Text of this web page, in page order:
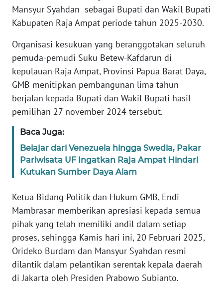
Mansyur Syahdan sebagai Bupati dan Wakil Bupati
Kabupaten Raja Ampat periode tahun 2025-2030.
Organisasi kesukuan yang beranggotakan seluruh
pemuda-pemudi Suku Betew-Kafdarun di
kepulauan Raja Ampat, Provinsi Papua Barat Daya,
GMB menitipkan pembangunan lima tahun
berjalan kepada Bupati dan Wakil Bupati hasil
pemilihan 27 november 2024 tersebut.
Baca Juga:
Belajar dari Venezuela hingga Swedia, Pakar
Pariwisata UF Ingatkan Raja Ampat Hindari
Kutukan Sumber Daya Alam
Ketua Bidang Politik dan Hukum GMB, Endi
Mambrasar memberikan apresiasi kepada semua
pihak yang telah memiliki andil dalam setiap
proses, sehingga Kamis hari ini, 20 Februari 2025,
Orideko Burdam dan Mansyur Syahdan resmi
dilantik dalam pelantikan serentak kepala daerah
di Jakarta oleh Presiden Prabowo Subianto.
WN
BANTEN
WN
KEPRI
WN
WN
PAPUA
WN
RIAU
WN
SERAMBI